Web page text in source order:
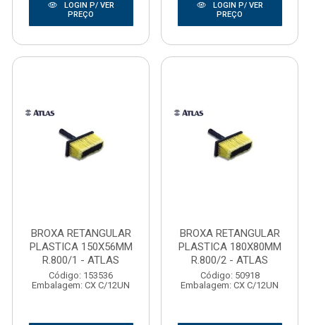
LOGIN P/ VER
PREÇO
LOGIN P/ VER
PREÇO
BROXA RETANGULAR
PLASTICA 150X56MM
R.800/1 - ATLAS
Código: 153536
Embalagem: CX C/12UN
BROXA RETANGULAR
PLASTICA 180X80MM
R.800/2 - ATLAS
Código: 50918
Embalagem: CX C/12UN